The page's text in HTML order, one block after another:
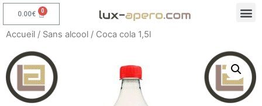
0.00€
Accueil / Sans alcool / Coca cola 1,5l